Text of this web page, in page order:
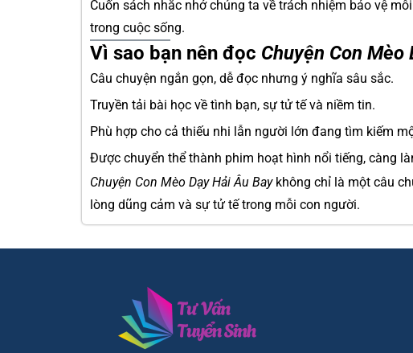
Cuốn sách nhắc nhở chúng ta về trách nhiệm bảo vệ
trong cuộc sống.
Vì sao bạn nên đọc Chuyện Con Mèo
Câu chuyện ngắn gọn, dễ đọc nhưng ý nghĩa sâu sắc.
Truyền tải bài học về tình bạn, sự tử tế và niềm tin.
Phù hợp cho cả thiếu nhi lẫn người lớn đang tìm kiếm
Được chuyển thể thành phim hoạt hình nổi tiếng, càng
Chuyện Con Mèo Dạy Hải Âu Baykhông chỉ là một câu
lòng dũng cảm và sự tử tế trong mỗi con người.